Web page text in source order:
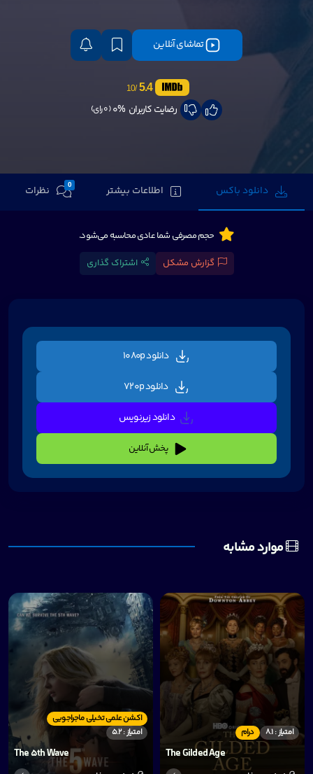
تماشای آنلاین
5.4
/10
رضایت کاربران 0% (0 رای)
دانلود باکس اطلاعات بیشتر 0 نظرات
حجم مصرفی شما عادی محاسبه می‌شود.
گزارش مشکل
اشتراک گذاری
دانلود 1080p
دانلود 720p
دانلود زیرنویس
پخش آنلاین
موارد مشابه
درام امتیاز : 8.1
The Gilded Age
اکشن علمی تخیلی ماجراجویی
امتیاز : 5.2
The 5th Wave